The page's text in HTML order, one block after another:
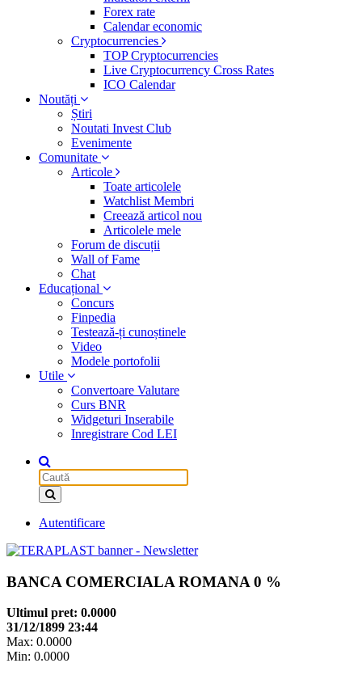
Forex rate
Calendar economic
Cryptocurrencies
TOP Cryptocurrencies
Live Cryptocurrency Cross Rates
ICO Calendar
Noutăți
Știri
Noutati Invest Club
Evenimente
Comunitate
Articole
Toate articolele
Watchlist Membri
Creează articol nou
Articolele mele
Forum de discuții
Wall of Fame
Chat
Educațional
Concurs
Finpedia
Testează-ți cunoștinele
Video
Modele portofolii
Utile
Convertoare Valutare
Curs BNR
Widgeturi Inserabile
Inregistrare Cod LEI
Autentificare
BANCA COMERCIALA ROMANA 0 %
Ultimul pret: 0.0000
31/12/1899 23:44
Max: 0.0000
Min: 0.0000